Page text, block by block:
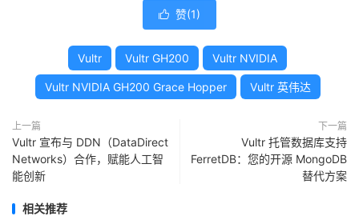
 赞(1)
Vultr Vultr GH200 Vultr NVIDIA
Vultr NVIDIA GH200 Grace Hopper Vultr 英伟达
上一篇
Vultr 宣布与 DDN（DataDirect
Networks）合作，赋能人工智
能创新
下一篇
Vultr 托管数据库支持
FerretDB：您的开源 MongoDB
替代方案
相关推荐